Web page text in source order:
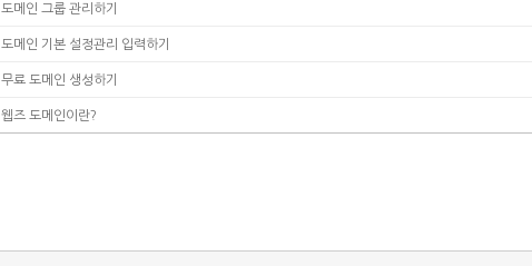
도메인 그룹 관리하기
도메인 기본 설정관리 입력하기
무료 도메인 생성하기
웹즈 도메인이란?